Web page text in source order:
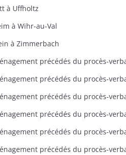
à Uffholtz
à Wihr-au-Val
à Zimmerbach